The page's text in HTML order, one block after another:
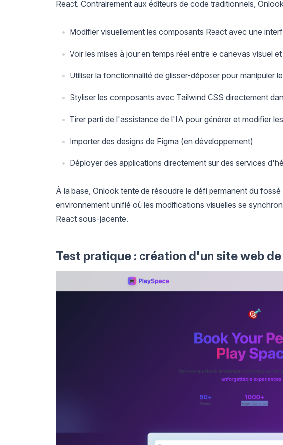
React. Contrairement aux éditeurs de code traditionnels,
Modifier visuellement les composants React avec une
Voir les mises à jour en temps réel entre le canevas visuel
Utiliser la fonctionnalité de glisser-déposer pour manipuler
Styliser les composants avec Tailwind CSS directement
Tirer parti de l'assistance de l'IA pour générer et modifier
Importer des designs de Figma (en développement)
Déployer des applications directement sur des services
À la base, Onlook tente de résoudre le défi permanent du
environnement unifié où les modifications visuelles se
React sous-jacente.
Test pratique : création d'un site web